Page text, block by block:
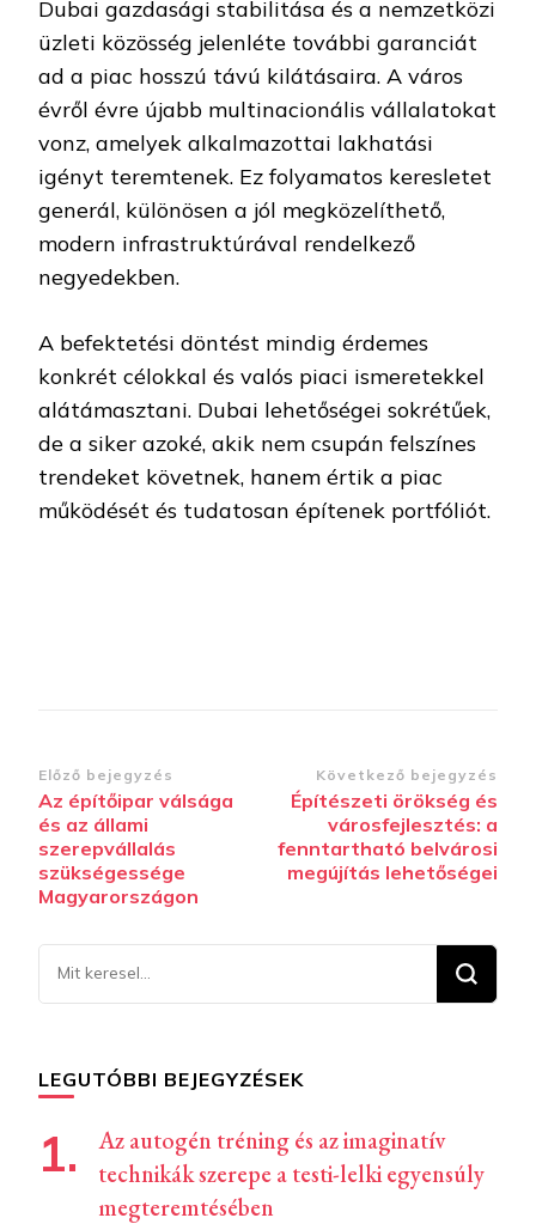
Dubai gazdasági stabilitása és a nemzetközi
üzleti közösség jelenléte további garanciát
ad a piac hosszú távú kilátásaira. A város
évről évre újabb multinacionális vállalatokat
vonz, amelyek alkalmazottai lakhatási
igényt teremtenek. Ez folyamatos keresletet
generál, különösen a jól megközelíthető,
modern infrastruktúrával rendelkező
negyedekben.
A befektetési döntést mindig érdemes
konkrét célokkal és valós piaci ismeretekkel
alátámasztani. Dubai lehetőségei sokrétűek,
de a siker azoké, akik nem csupán felszínes
trendeket követnek, hanem értik a piac
működését és tudatosan építenek portfóliót.
Bejegyzések
navigációja
Előző bejegyzés
Az építőipar válsága
és az állami
szerepvállalás
szükségessége
Magyarországon
Következő bejegyzés
Építészeti örökség és
városfejlesztés: a
fenntartható belvárosi
megújítás lehetőségei
Keresel
valamit?
LEGUTÓBBI BEJEGYZÉSEK
Az autogén tréning és az imaginatív
technikák szerepe a testi-lelki egyensúly
megteremtésében